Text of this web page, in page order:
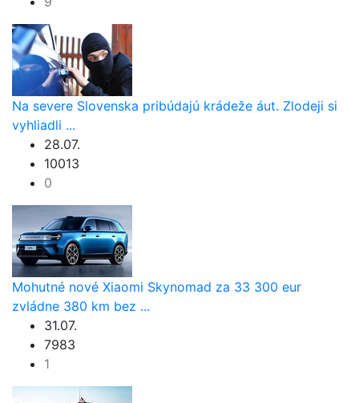
Na severe Slovenska pribúdajú krádeže áut. Zlodeji si
vyhliadli ...
28.07.
10013
0
Mohutné nové Xiaomi Skynomad za 33 300 eur
zvládne 380 km bez ...
31.07.
7983
1